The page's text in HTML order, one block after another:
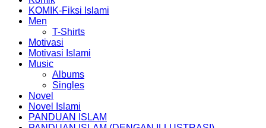
KOMIK-Fiksi Islami
Men
T-Shirts
Motivasi
Motivasi Islami
Music
Albums
Singles
Novel
Novel Islami
PANDUAN ISLAM